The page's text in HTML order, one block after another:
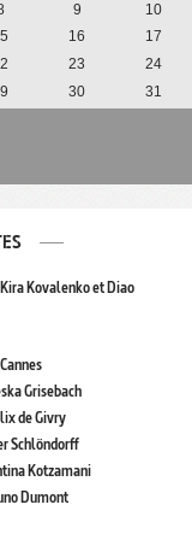
9
10
16
17
23
24
30 31
Kovalenko et Diao
Grisebach
de Givry
Schlöndorff
Kotzamani
Dumont